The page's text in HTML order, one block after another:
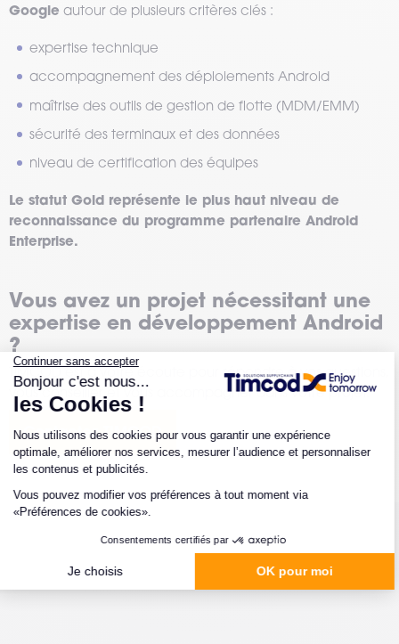
Google autour de plusieurs critères clés :
expertise technique
accompagnement des déploiements Android
maîtrise des outils de gestion de flotte (MDM/EMM)
sécurité des terminaux et des données
niveau de certification des équipes
Le statut Gold représente le plus haut niveau de
reconnaissance du programme partenaire Android
Enterprise.
Vous avez un projet nécessitant une
expertise en développement Android
?
TIMCOD est à votre écoute pour répondre à vos questions,
vous conseiller et vous accompagner dans votre projet.
Contactez TIMCOD